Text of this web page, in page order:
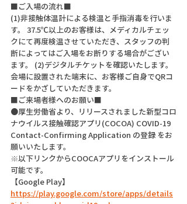
■ご入場の流れ■
(1)非接触体温計による検温と手指消毒を行いま
す。 37.5℃以上のお客様は、メディカルチェッ
クにて再度検温させていただき、スタッフの判
断によってはご入場をお断りする場合がござい
ます。 (2)デジタルチケットを確認いたします。
会場に設置された端末に、お客様ご自身でQRコ
ードをかざしていただきます。
■ご来場者様へのお願い■
●厚生労働省より、リリースされました新型コロ
ナウイルス接触確認アプリ(COCOA) COVID-19
Contact-Confirming Application の登録 をお
願いいたします。
※以下リンクからCOOCAアプリをインストール
可能です。
【Google Play】
https://play.google.com/store/apps/details